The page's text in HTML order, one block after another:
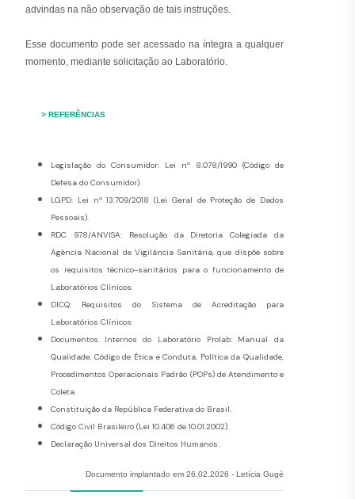
advindas na não observação de tais instruções.
Esse documento pode ser acessado na íntegra a qualquer
momento, mediante solicitação ao Laboratório.
> REFERÊNCIAS
Legislação do Consumidor: Lei nº 8.078/1990 (Código de
Defesa do Consumidor).
LGPD: Lei nº 13.709/2018 (Lei Geral de Proteção de Dados
Pessoais).
RDC 978/ANVISA: Resolução da Diretoria Colegiada da
Agência Nacional de Vigilância Sanitária, que dispõe sobre
os requisitos técnico-sanitários para o funcionamento de
Laboratórios Clínicos.
DICQ: Requisitos do Sistema de Acreditação para
Laboratórios Clínicos.
Documentos Internos do Laboratório Prolab: Manual da
Qualidade, Código de Ética e Conduta, Política da Qualidade,
Procedimentos Operacionais Padrão (POPs) de Atendimento e
Coleta.
Constituição da República Federativa do Brasil.
Código Civil Brasileiro (Lei 10.406 de 10.01.2002).
Declaração Universal dos Direitos Humanos.
Documento implantado em 26.02.2026 - Letícia Gugé